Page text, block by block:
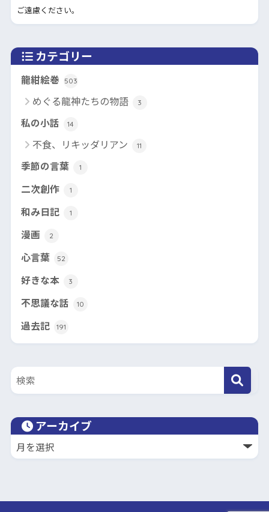
ご遠慮ください。
カテゴリー
龍紺絵巻 503
めぐる龍神たちの物語 3
私の小話 14
不食、リキッダリアン 11
季節の言葉 1
二次創作 1
和み日記 1
漫画 2
心言葉 52
好きな本 3
不思議な話 10
過去記 191
アーカイブ